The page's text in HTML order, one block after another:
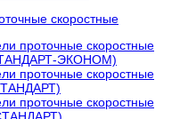
скоростные
проточные скоростные
ЭКОНОМ)
проточные скоростные
проточные скоростные